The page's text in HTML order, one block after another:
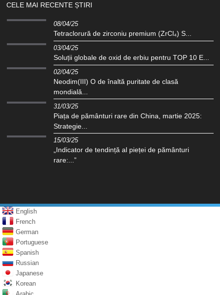
CELE MAI RECENTE ȘTIRI
08/04/25
Tetraclorură de zirconiu premium (ZrCl₄) S...
03/04/25
Soluții globale de oxid de erbiu pentru TOP 10 E...
02/04/25
Neodim(III) O de înaltă puritate de clasă
mondială...
31/03/25
Piața de pământuri rare din China, martie 2025:
Strategie...
15/03/25
„Indicator de tendință al pieței de pământuri
rare:...”
English
French
German
Portuguese
Spanish
Russian
Japanese
Korean